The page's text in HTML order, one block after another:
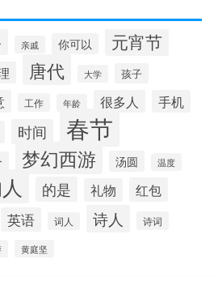
亲戚 你可以 元宵节
唐代 大学 孩子
工作 年龄 很多人 手机
时间 春节
梦幻西游 汤圆 温度
的是 礼物 红包
英语 词人 诗人 诗词
黄庭坚